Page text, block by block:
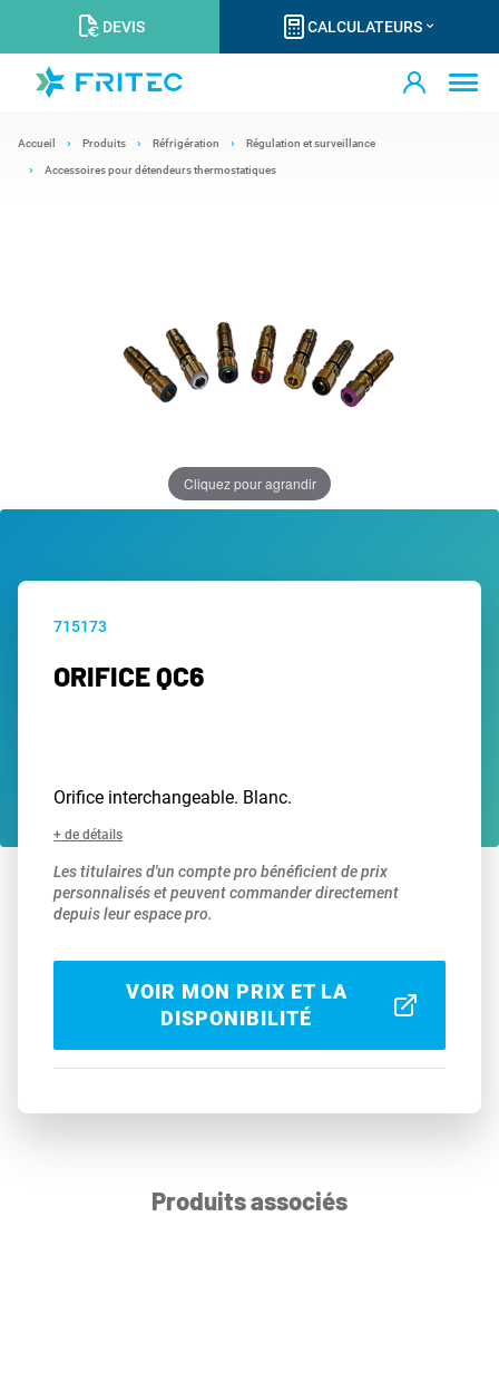
DEVIS CALCULATEURS
Accueil Produits Réfrigération Régulation et surveillance
Accessoires pour détendeurs thermostatiques
Cliquez pour agrandir
715173
ORIFICE QC6
Orifice interchangeable. Blanc.
+ de détails
Les titulaires d'un compte pro bénéficient de prix
personnalisés et peuvent commander directement
depuis leur espace pro.
VOIR MON PRIX ET LA
DISPONIBILITÉ
Produits associés